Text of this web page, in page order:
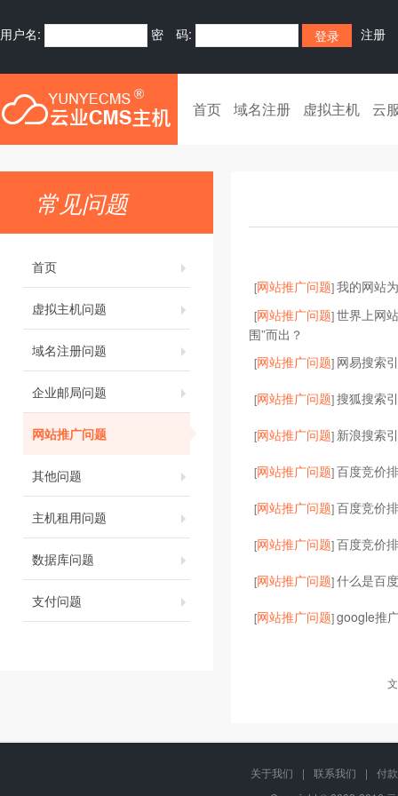
用户名: 密 码: 注册
首页 域名注册 虚拟主机 云
常见问题
首页
虚拟主机问题
域名注册问题
企业邮局问题
网站推广问题
其他问题
主机租用问题
数据库问题
支付问题
[网站推广问题]我的网站
[网站推广问题]世界上网
围”而出？
[网站推广问题] 网易搜索
[网站推广问题]搜狐搜索
[网站推广问题] 新浪搜索
[网站推广问题]百度竞价
[网站推广问题]百度竞价
[网站推广问题]百度竞价
[网站推广问题]什么是百
[网站推广问题]google推
关于我们 | 联系我们 |
付